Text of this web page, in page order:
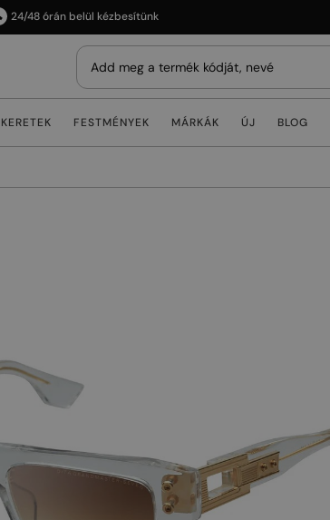
48 órán belül kézbesítünk
FESTMÉNYEK MÁRKÁK ÚJ BLOG